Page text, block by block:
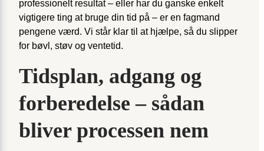
professionelt resultat – eller har du ganske enkelt
vigtigere ting at bruge din tid på – er en fagmand
pengene værd. Vi står klar til at hjælpe, så du slipper
for bøvl, støv og ventetid.
Tidsplan, adgang og
forberedelse – sådan
bliver processen nem